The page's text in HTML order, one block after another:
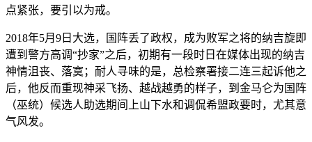
点紧张，要引以为戒。
2018年5月9日大选，国阵丢了政权，成为败军之将的纳吉旋即
遭到警方高调“抄家”之后，初期有一段时日在媒体出现的纳吉
神情沮丧、落寞；耐人寻味的是，总检察署接二连三起诉他之
后，他反而重现神采飞扬、越战越勇的样子，到金马仑为国阵
（巫统）候选人助选期间上山下水和调侃希盟政要时，尤其意
气风发。